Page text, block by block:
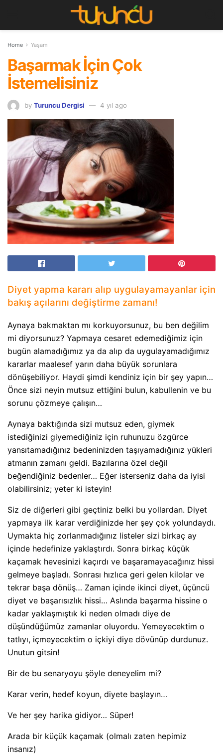
Home Yaşam
Başarmak İçin Çok
İstemelisiniz
by Turuncu Dergisi 4 yıl ago
Diyet yapma kararı alıp uygulayamayanlar için
bakış açılarını değiştirme zamanı!
Aynaya bakmaktan mı korkuyorsunuz, bu ben değilim
mi diyorsunuz? Yapmaya cesaret edemediğimiz için
bugün alamadığımız ya da alıp da uygulayamadığımız
kararlar maalesef yarın daha büyük sorunlara
dönüşebiliyor. Haydi şimdi kendiniz için bir şey yapın…
Önce sizi neyin mutsuz ettiğini bulun, kabullenin ve bu
sorunu çözmeye çalışın…
Aynaya baktığında sizi mutsuz eden, giymek
istediğinizi giyemediğiniz için ruhunuzu özgürce
yansıtamadığınız bedeninizden taşıyamadığınız yükleri
atmanın zamanı geldi. Bazılarına özel değil
beğendiğiniz bedenler… Eğer isterseniz daha da iyisi
olabilirsiniz; yeter ki isteyin!
Siz de diğerleri gibi geçtiniz belki bu yollardan. Diyet
yapmaya ilk karar verdiğinizde her şey çok yolundaydı.
Uymakta hiç zorlanmadığınız listeler sizi birkaç ay
içinde hedefinize yaklaştırdı. Sonra birkaç küçük
kaçamak hevesinizi kaçırdı ve başaramayacağınız hissi
gelmeye başladı. Sonrası hızlıca geri gelen kilolar ve
tekrar başa dönüş… Zaman içinde ikinci diyet, üçüncü
diyet ve başarısızlık hissi… Aslında başarma hissine o
kadar yaklaşmıştık ki neden olmadı diye de
düşündüğümüz zamanlar oluyordu. Yemeyecektim o
tatlıyı, içmeyecektim o içkiyi diye dövünüp durdunuz.
Unutun gitsin!
Bir de bu senaryoyu şöyle deneyelim mi?
Karar verin, hedef koyun, diyete başlayın…
Ve her şey harika gidiyor… Süper!
Arada bir küçük kaçamak (olmalı zaten hepimiz
insanız)